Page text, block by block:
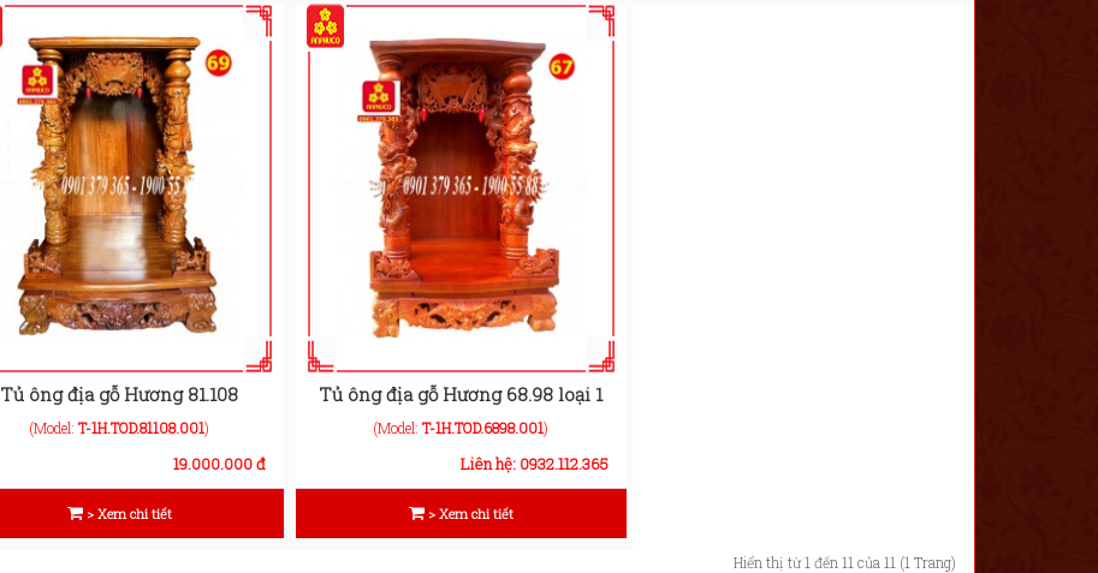
Tủ ông địa gỗ Hương 81.108
(Model:T-1H.TOD.81108.001)
19.000.000 đ
> Xem chi tiết
Tủ ông địa gỗ Hương 68.98 loại 1
(Model:T-1H.TOD.6898.001)
Liên hệ: 0932.112.365
> Xem chi tiết
Hiển thị từ 1 đến 11 của 11 (1 Trang)